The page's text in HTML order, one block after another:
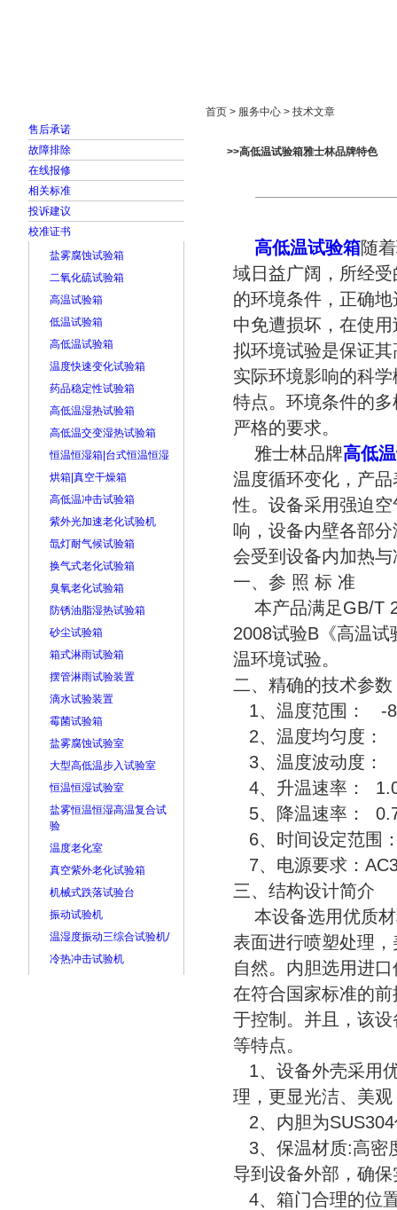
售后承诺
故障排除
在线报修
相关标准
投诉建议
校准证书
盐雾腐蚀试验箱
二氧化硫试验箱
高温试验箱
低温试验箱
高低温试验箱
温度快速变化试验箱
药品稳定性试验箱
高低温湿热试验箱
高低温交变湿热试验箱
恒温恒湿箱|台式恒温恒湿
烘箱|真空干燥箱
高低温冲击试验箱
紫外光加速老化试验机
氙灯耐气候试验箱
换气式老化试验箱
臭氧老化试验箱
防锈油脂湿热试验箱
砂尘试验箱
箱式淋雨试验箱
摆管淋雨试验装置
滴水试验装置
霉菌试验箱
盐雾腐蚀试验室
大型高低温步入试验室
恒温恒湿试验室
盐雾恒温恒湿高温复合试
验
温度老化室
真空紫外老化试验箱
机械式跌落试验台
振动试验机
温湿度振动三综合试验机/
冷热冲击试验机
首页 > 服务中心 > 技术文章
>>高低温试验箱雅士林品牌特色
高低温试验箱随
域日益广阔，所经
的环境条件，正确
中免遭损坏，在使
拟环境试验是保证
实际环境影响的科
特点。环境条件的
严格的要求。
雅士林品牌高低
温度循环变化，产
性。设备采用强迫
响，设备内壁各部
会受到设备内加热
一、参 照 标 准
本产品满足GB/T
2008试验B《高温
温环境试验。
二、精确的技术参数
1、温度范围： -
2、温度均匀度
3、温度波动度
4、升温速率：
5、降温速率：
6、时间设定范围
7、电源要求：
三、结构设计简介
本设备选用优质材
表面进行喷塑处理
自然。内胆选用进
在符合国家标准的
于控制。并且，该
等特点。
1、设备外壳采用
理，更显光洁、美观
2、内胆为
3、保温材质:高密
导到设备外部，确
4、箱门合理的位